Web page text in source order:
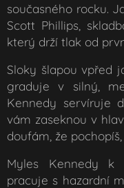
současného rocku.
Scott Phillips,
který drží tlak od
Sloky šlapou vpřed
graduje v silný,
Kennedy servíruje
vám zaseknou v
doufám, že
Myles Kennedy k
pracuje s hazardní